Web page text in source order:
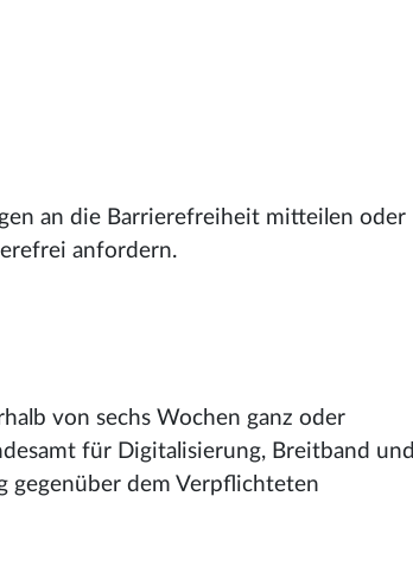
an die Barrierefreiheit mitteilen oder
anfordern.
von sechs Wochen ganz oder
für Digitalisierung, Breitband und
gegenüber dem Verpflichteten